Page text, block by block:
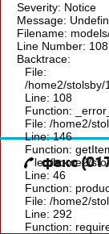
Severity: Notice
Message:
Filename:
Line Number: 108
Backtrace:
File:
/home2/stolsby/
Line: 108
Function:
File: /home2/
Line: 146
Function:
File: /home2/
Line: 46
Function:
File: /home2/
Line: 292
Function:
факс